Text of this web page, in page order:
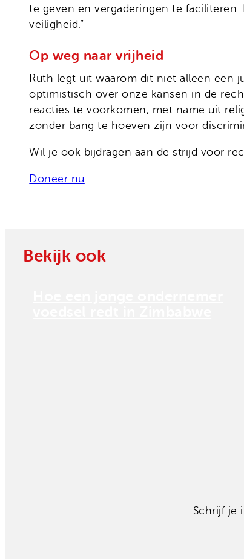
te geven en vergaderingen te
veiligheid.”
Op weg naar vrijheid
Ruth legt uit waarom dit niet alleen een
optimistisch over onze kansen in de
reacties te voorkomen, met name uit
zonder bang te hoeven zijn voor
Wil je ook bijdragen aan de strijd voor
Doneer nu
Bekijk ook
Schrijf je